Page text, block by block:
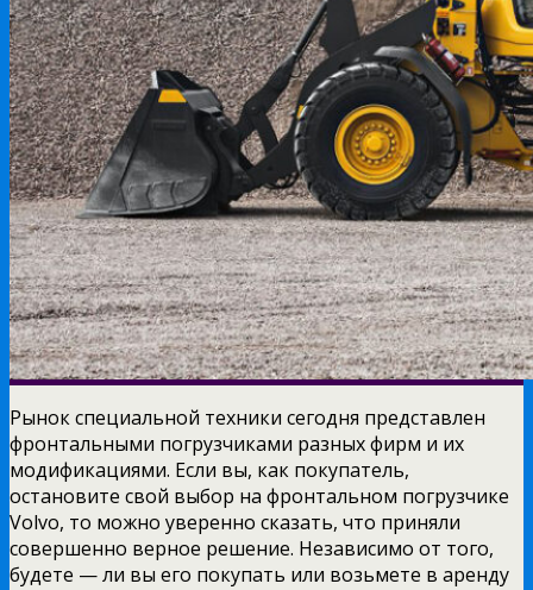
Рынок специальной техники сегодня представлен
фронтальными погрузчиками разных фирм и их
модификациями. Если вы, как покупатель,
остановите свой выбор на фронтальном погрузчике
Volvo, то можно уверенно сказать, что приняли
совершенно верное решение. Независимо от того,
будете — ли вы его покупать или возьмете в аренду